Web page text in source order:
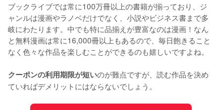
ブックライブでは常に100万冊以上の書籍が揃っており、ジ
ャンルは漫画やラノベだけでなく、小説やビジネス書まで多
岐にわたります。中でも特に品揃えが豊富なのは漫画！なん
と無料漫画は常に16,000冊以上もあるので、毎日飽きること
なく色々な作品を楽しむことができるのも嬉しいですよね。
クーポンの利用期限が短いのが難点ですが、読む作品を決め
ていればデメリットにはならないでしょう。